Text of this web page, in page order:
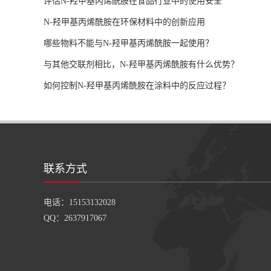
N-羟甲基丙烯酰胺在环保材料中的创新应用
哪些物料不能与N-羟甲基丙烯酰胺一起使用？
与其他交联剂相比，N-羟甲基丙烯酰胺有什么优势？
如何控制N-羟甲基丙烯酰胺在涂料中的反应过程？
联系方式
电话：15153132028
QQ：2637917067